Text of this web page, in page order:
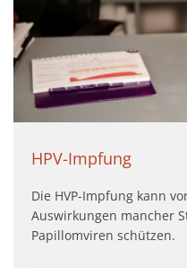
HPV-Impfung
Die HVP-Impfung kann
Auswirkungen mancher
Papillomviren schützen.